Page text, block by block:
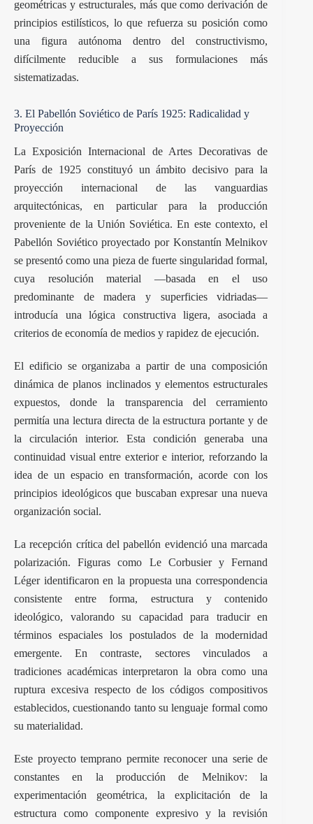
geométricas y estructurales, más que como derivación de
principios estilísticos, lo que refuerza su posición como
una figura autónoma dentro del constructivismo,
difícilmente reducible a sus formulaciones más
sistematizadas.
3. El Pabellón Soviético de París 1925: Radicalidad y
Proyección
La Exposición Internacional de Artes Decorativas de
París de 1925 constituyó un ámbito decisivo para la
proyección internacional de las vanguardias
arquitectónicas, en particular para la producción
proveniente de la Unión Soviética. En este contexto, el
Pabellón Soviético proyectado por Konstantín Melnikov
se presentó como una pieza de fuerte singularidad formal,
cuya resolución material —basada en el uso
predominante de madera y superficies vidriadas—
introducía una lógica constructiva ligera, asociada a
criterios de economía de medios y rapidez de ejecución.
El edificio se organizaba a partir de una composición
dinámica de planos inclinados y elementos estructurales
expuestos, donde la transparencia del cerramiento
permitía una lectura directa de la estructura portante y de
la circulación interior. Esta condición generaba una
continuidad visual entre exterior e interior, reforzando la
idea de un espacio en transformación, acorde con los
principios ideológicos que buscaban expresar una nueva
organización social.
La recepción crítica del pabellón evidenció una marcada
polarización. Figuras como Le Corbusier y Fernand
Léger identificaron en la propuesta una correspondencia
consistente entre forma, estructura y contenido
ideológico, valorando su capacidad para traducir en
términos espaciales los postulados de la modernidad
emergente. En contraste, sectores vinculados a
tradiciones académicas interpretaron la obra como una
ruptura excesiva respecto de los códigos compositivos
establecidos, cuestionando tanto su lenguaje formal como
su materialidad.
Este proyecto temprano permite reconocer una serie de
constantes en la producción de Melnikov: la
experimentación geométrica, la explicitación de la
estructura como componente expresivo y la revisión